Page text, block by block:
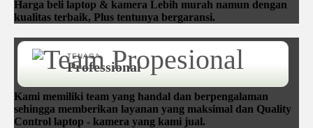
Harga beli laptop & kamera Lebih murah namun dengan
kualitas terbaik, Plus tentunya bergaransi.
TENAGA
Professional
Kami memiliki team yang handal dan berpengalaman
sehingga memberikan layanan yang maksimal dan Quality
Control laptop - kamera yang kami jual.